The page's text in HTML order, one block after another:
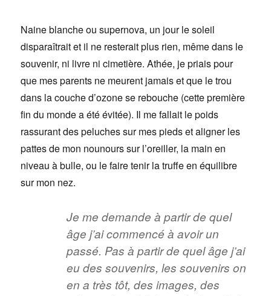
Naine blanche ou supernova, un jour le soleil
disparaîtrait et il ne resterait plus rien, même dans le
souvenir, ni livre ni cimetière. Athée, je priais pour
que mes parents ne meurent jamais et que le trou
dans la couche d’ozone se rebouche (cette première
fin du monde a été évitée). Il me fallait le poids
rassurant des peluches sur mes pieds et aligner les
pattes de mon nounours sur l’oreiller, la main en
niveau à bulle, ou le faire tenir la truffe en équilibre
sur mon nez.
Je me demande à partir de quel
âge j’ai commencé à avoir un
passé. Pas à partir de quel âge j’ai
eu des souvenirs, les souvenirs on
en a très tôt, des images, des